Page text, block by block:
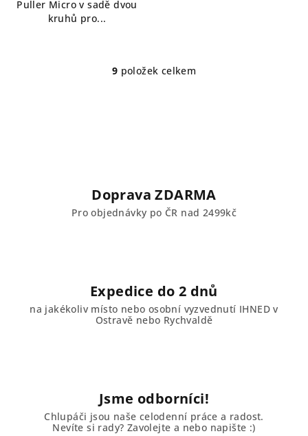
Puller Micro v sadě dvou
kruhů pro...
O
í
p
r
ý
p
9 položek celkem
Doprava ZDARMA
Pro objednávky po ČR nad 2499kč
Expedice do 2 dnů
na jakékoliv místo nebo osobní vyzvednutí IHNED v
Ostravě nebo Rychvaldě
Jsme odborníci!
Chlupáči jsou naše celodenní práce a radost.
Nevíte si rady? Zavolejte a nebo napište :)